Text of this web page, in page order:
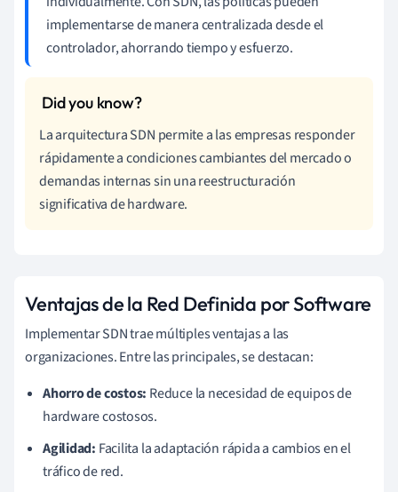
implementarse de manera centralizada desde el
controlador, ahorrando tiempo y esfuerzo.
La arquitectura SDN permite a las empresas responder
rápidamente a condiciones cambiantes del mercado o
demandas internas sin una reestructuración
significativa de hardware.
Ventajas de la Red Definida por Software
Implementar SDN trae múltiples ventajas a las
organizaciones. Entre las principales, se destacan:
Ahorro de costos: Reduce la necesidad de equipos de
hardware costosos.
Agilidad: Facilita la adaptación rápida a cambios en el
tráfico de red.